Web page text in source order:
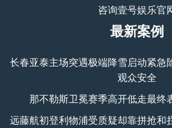
咨询壹号娱乐官
最新案例
长春亚泰主场突遇极端降雪启动紧急
观众安全
那不勒斯卫冕赛季高开低走最终
远藤航初登利物浦受质疑却靠拼抢和